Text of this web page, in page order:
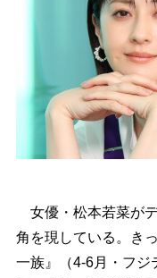
女優・松本若菜が
角を現している。き
一族』（4-6月・フジ